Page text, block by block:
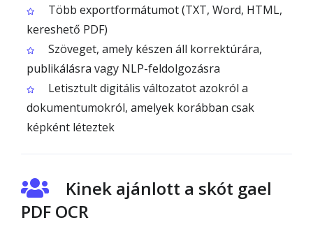
Több exportformátumot (TXT, Word, HTML,
kereshető PDF)
Szöveget, amely készen áll korrektúrára,
publikálásra vagy NLP-feldolgozásra
Letisztult digitális változatot azokról a
dokumentumokról, amelyek korábban csak
képként léteztek
Kinek ajánlott a skót gael
PDF OCR